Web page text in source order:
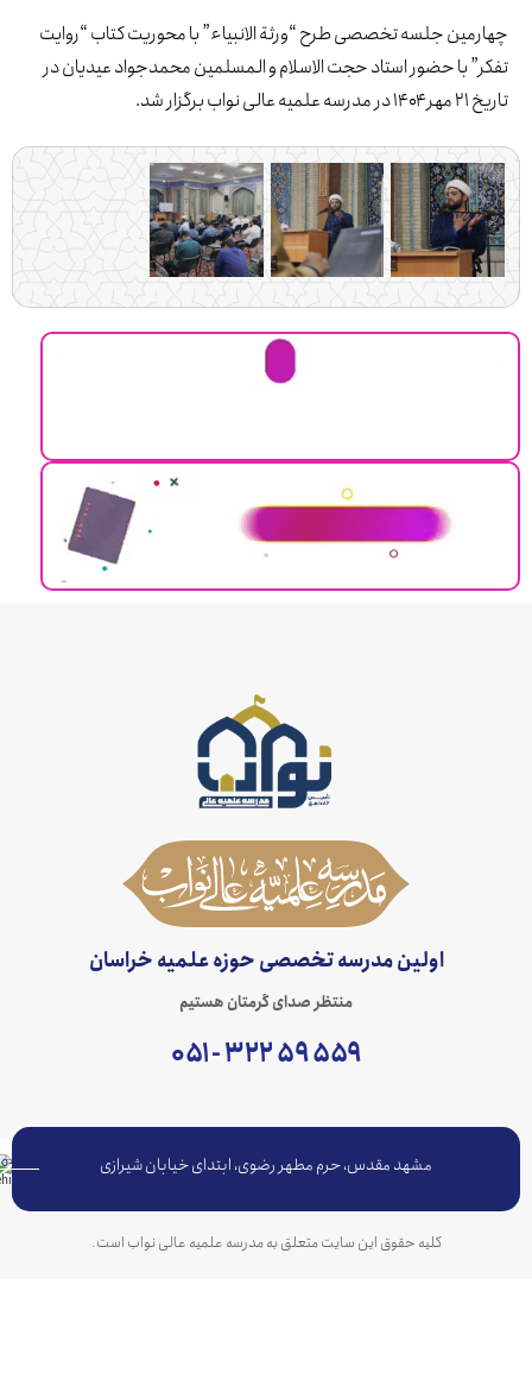
جلسه تخصصی طرح “ورثة الانبیاء” با محوریت کتاب “روایت
با حضور استاد حجت الاسلام و المسلمین محمدجواد عیدیان در
اولین مدرسه تخصصی حوزه علمیه خراسان
منتظر صدای گرمتان هستیم
مشهد مقدس، حرم مطهر رضوی، ابتدای خیابان شیرازی
کلیه حقوق این سایت متعلق به مدرسه علمیه عالی نواب است.